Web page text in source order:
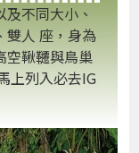
不同大小、
雙人 座，身為
空鞦韆與鳥巢
上列入必去IG